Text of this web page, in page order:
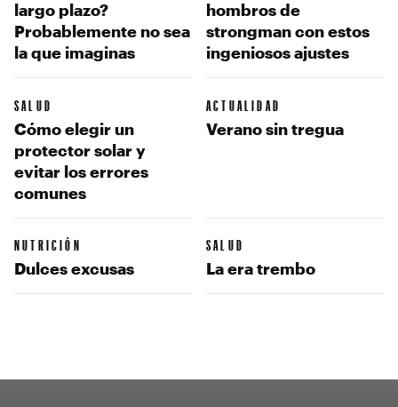
largo plazo?
Probablemente no sea
la que imaginas
hombros de
strongman con estos
ingeniosos ajustes
SALUD
Cómo elegir un
protector solar y
evitar los errores
comunes
ACTUALIDAD
Verano sin tregua
NUTRICIÓN
Dulces excusas
SALUD
La era trembo